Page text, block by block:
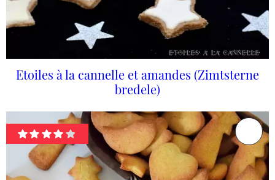
Etoiles à la cannelle et amandes (Zimtsterne
bredele)